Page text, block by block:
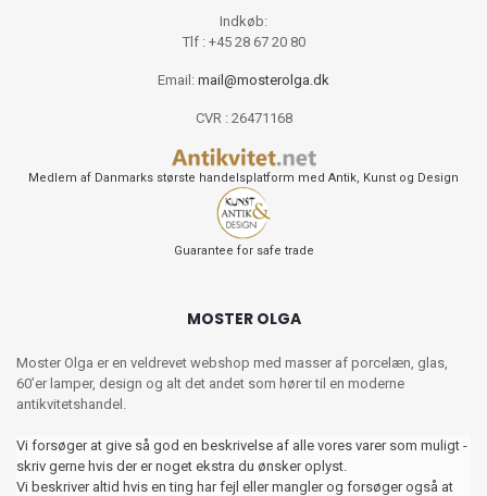
Indkøb:
Tlf : +45 28 67 20 80
Email: mail@mosterolga.dk
CVR : 26471168
Medlem af Danmarks største handelsplatform med Antik, Kunst og Design
Guarantee for safe trade
MOSTER OLGA
Moster Olga er en veldrevet webshop med masser af porcelæn, glas,
60’er lamper, design og alt det andet som hører til en moderne
antikvitetshandel.
Vi forsøger at give så god en beskrivelse af alle vores varer som muligt -
skriv gerne hvis der er noget ekstra du ønsker oplyst.
Vi beskriver altid hvis en ting har fejl eller mangler og forsøger også at